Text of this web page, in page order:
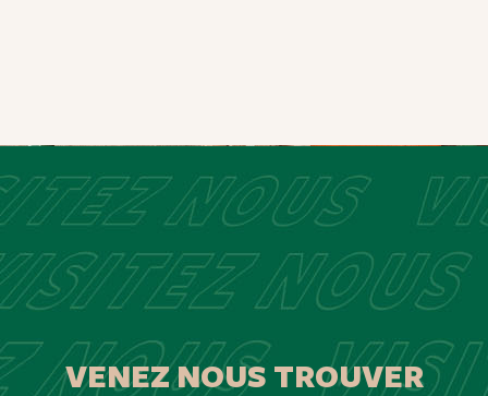
VENEZ NOUS TROUVER